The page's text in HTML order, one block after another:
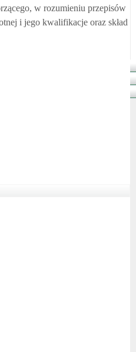
w rozumieniu przepisów
i jego kwalifikacje oraz skład